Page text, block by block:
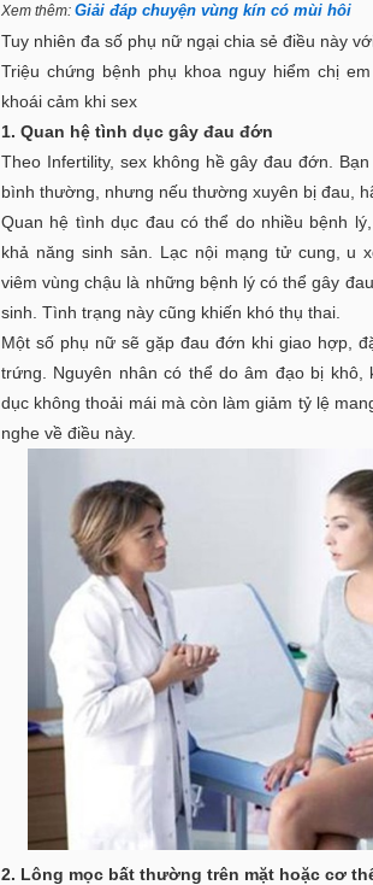
Xem thêm: Giải đáp chuyện vùng kín có mùi hôi
Tuy nhiên đa số phụ nữ ngại chia sẻ điều này
Triệu chứng bệnh phụ khoa nguy hiểm chị
khoái cảm khi sex
1. Quan hệ tình dục gây đau đớn
Theo Infertility, sex không hề gây đau đớn.
bình thường, nhưng nếu thường xuyên bị đau,
Quan hệ tình dục đau có thể do nhiều bệnh
khả năng sinh sản. Lạc nội mạng tử cung, u
viêm vùng chậu là những bệnh lý có thể gây
sinh. Tình trạng này cũng khiến khó thụ thai.
Một số phụ nữ sẽ gặp đau đớn khi giao hợp,
trứng. Nguyên nhân có thể do âm đạo bị khô,
dục không thoải mái mà còn làm giảm tỷ lệ
nghe về điều này.
2. Lông mọc bất thường trên mặt hoặc cơ